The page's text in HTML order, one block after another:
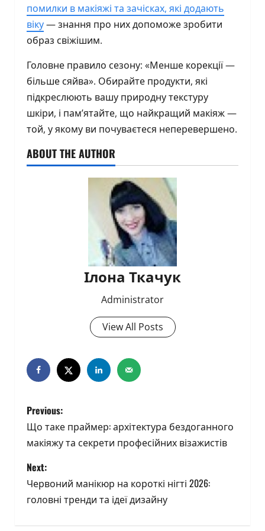
помилки в макіяжі та зачісках, які додають
віку— знання про них допоможе зробити
образ свіжішим.
Головне правило сезону: «Менше корекції —
більше сяйва». Обирайте продукти, які
підкреслюють вашу природну текстуру
шкіри, і пам’ятайте, що найкращий макіяж —
той, у якому ви почуваєтеся неперевершено.
ABOUT THE AUTHOR
Ілона Ткачук
Administrator
View All Posts
P
o
s
t
n
Previous:
Що таке праймер: архітектура бездоганного
макіяжу та секрети професійних візажистів
Next:
Червоний манікюр на короткі нігті 2026:
головні тренди та ідеї дизайну